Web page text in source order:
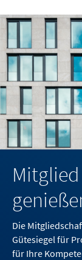
Die
Gütesiegel für
für Ihre